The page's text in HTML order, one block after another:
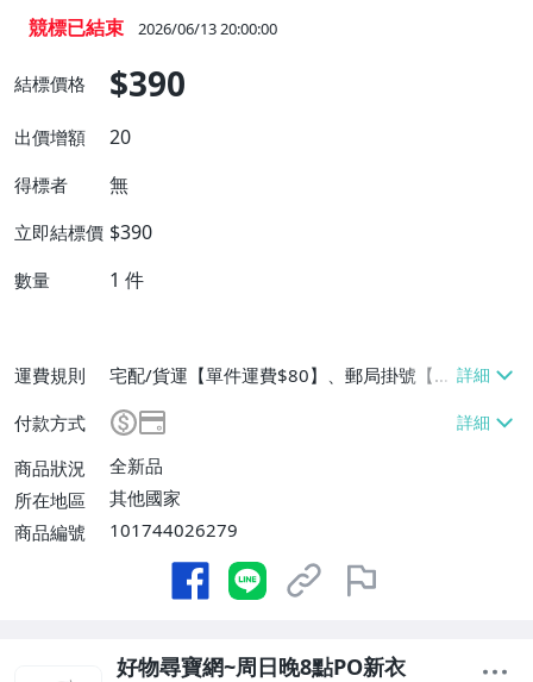
競標已結束 2026/06/13 20:00:00
結標價格 $390
出價增額 20
得標者 無
立即結標價 $390
數量 1 件
運費規則
宅配/貨運【單件運費$80】、郵局掛號【單
付款方式
商品狀況
全新品
所在地區
其他國家
商品編號
101744026279
好物尋寶網~周日晚8點PO新衣